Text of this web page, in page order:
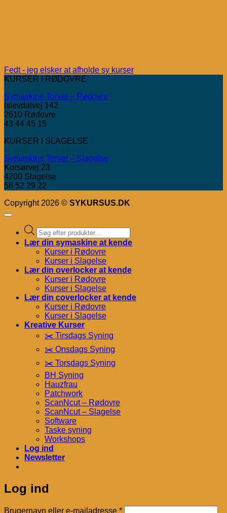
Fedt - jeg elsker at afholde sy kurser
KURSER I RØDOVRE
Symaskine Torvet – Rødovre
Islevdalvej 142
2610 Rødovre
43 44 45 15
KURSER I SLAGELSE
Symaskine Torvet – Slagelse
Korsørvej 23
4200 Slagelse
58 52 29 22
Copyright 2026 © SYKURSUS.DK
Products
search
Lær din symaskine at kende
Kurser i Rødovre
Kurser i Slagelse
Lær din overlocker at kende
Kurser i Rødovre
Kurser i Slagelse
Lær din coverlocker at kende
Kurser i Rødovre
Kurser i Slagelse
Kreative Kurser
✂️ Tirsdags Syning
✂️ Onsdags Syning
✂️ Torsdags Syning
BH Syning
Hauzfrau
Patchwork
ScanNcut – Rødovre
ScanNcut – Slagelse
Software
Taske syning
Workshops
Log ind
Newsletter
Log ind
Brugernavn eller e-mailadresse *Påkrævet